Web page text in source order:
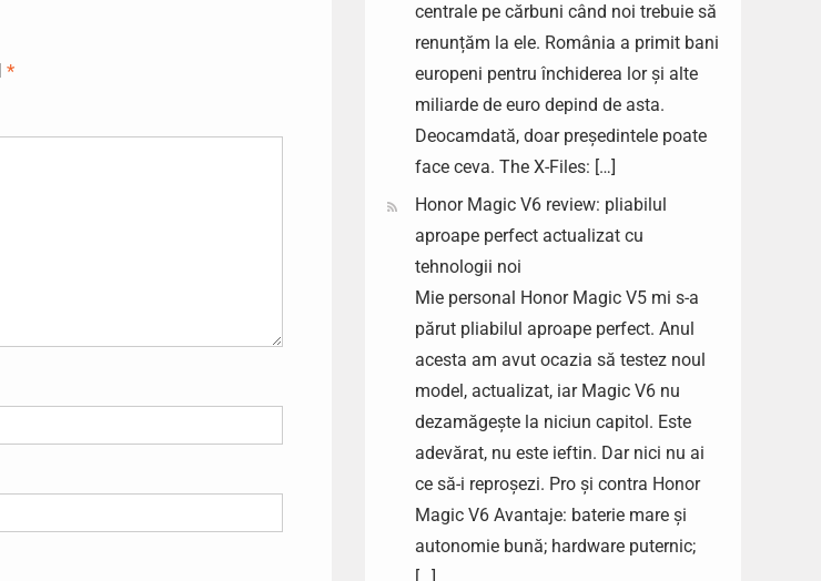
*
centrale pe cărbuni când noi trebuie să
renunțăm la ele. România a primit bani
europeni pentru închiderea lor și alte
miliarde de euro depind de asta.
Deocamdată, doar președintele poate
face ceva. The X-Files: […]
Honor Magic V6 review: pliabilul
aproape perfect actualizat cu
tehnologii noi
Mie personal Honor Magic V5 mi s-a
părut pliabilul aproape perfect. Anul
acesta am avut ocazia să testez noul
model, actualizat, iar Magic V6 nu
dezamăgește la niciun capitol. Este
adevărat, nu este ieftin. Dar nici nu ai
ce să-i reproșezi. Pro și contra Honor
Magic V6 Avantaje: baterie mare și
autonomie bună; hardware puternic;